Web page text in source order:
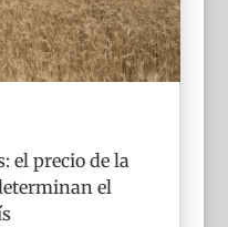
el precio de la
el